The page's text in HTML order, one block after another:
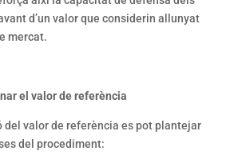
d’un valor que considerin allunyat
mercat.
el valor de referència
del valor de referència es pot plantejar
del procediment: